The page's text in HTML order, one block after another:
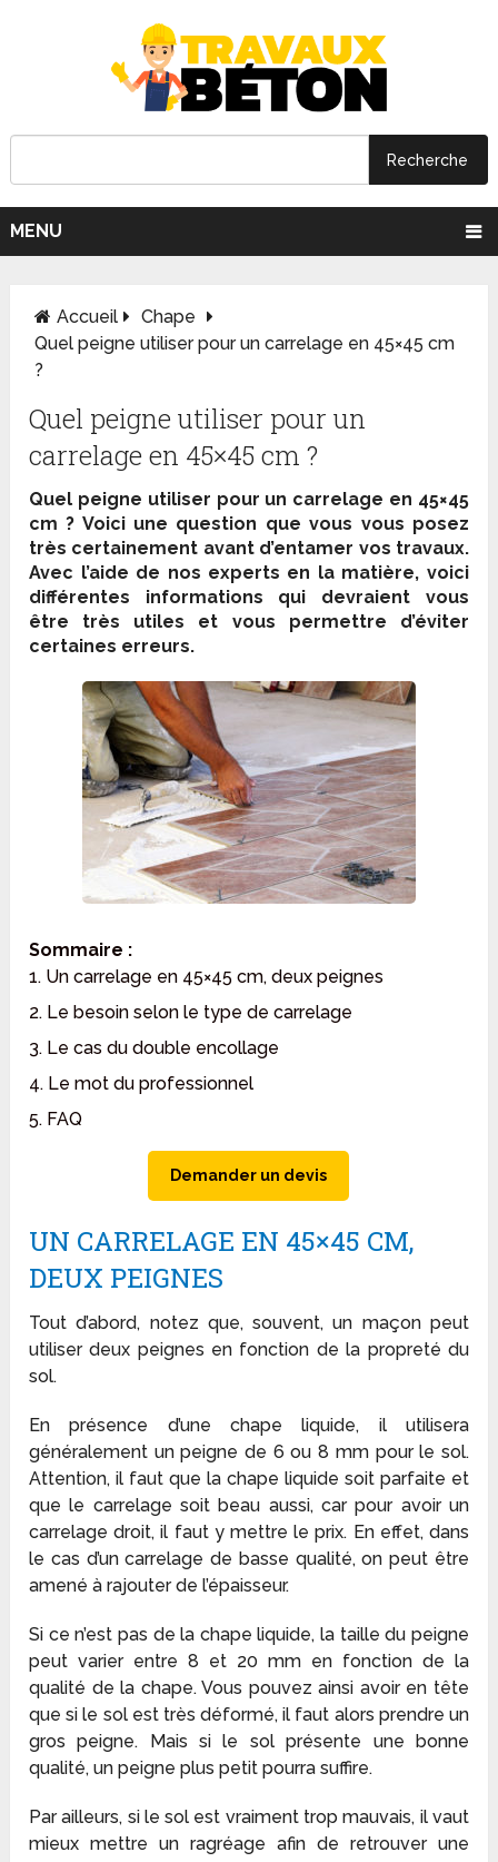
MENU
Accueil
Chape
Quel peigne utiliser pour un carrelage en 45×45 cm
?
Quel peigne utiliser pour un
carrelage en 45×45 cm ?
Quel peigne utiliser pour un carrelage en 45×45
cm ? Voici une question que vous vous posez
très certainement avant d’entamer vos travaux.
Avec l’aide de nos experts en la matière, voici
différentes informations qui devraient vous
être très utiles et vous permettre d’éviter
certaines erreurs.
Sommaire :
1. Un carrelage en 45×45 cm, deux peignes
2. Le besoin selon le type de carrelage
3. Le cas du double encollage
4. Le mot du professionnel
5. FAQ
Demander un devis
UN CARRELAGE EN 45×45 CM,
DEUX PEIGNES
Tout d’abord, notez que, souvent, un maçon peut
utiliser deux peignes en fonction de la propreté du
sol.
En présence d’une chape liquide, il utilisera
généralement un peigne de 6 ou 8 mm pour le sol.
Attention, il faut que la chape liquide soit parfaite et
que le carrelage soit beau aussi, car pour avoir un
carrelage droit, il faut y mettre le prix. En effet, dans
le cas d’un carrelage de basse qualité, on peut être
amené à rajouter de l’épaisseur.
Si ce n’est pas de la chape liquide, la taille du peigne
peut varier entre 8 et 20 mm en fonction de la
qualité de la chape. Vous pouvez ainsi avoir en tête
que si le sol est très déformé, il faut alors prendre un
gros peigne. Mais si le sol présente une bonne
qualité, un peigne plus petit pourra suffire.
Par ailleurs, si le sol est vraiment trop mauvais, il vaut
mieux mettre un ragréage afin de retrouver une